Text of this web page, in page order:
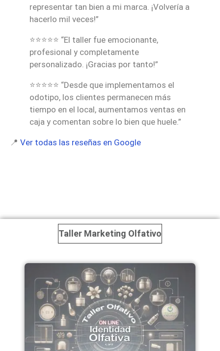
representar tan bien a mi marca. ¡Volvería a
hacerlo mil veces!”
⭐⭐⭐⭐⭐ “El taller fue emocionante,
profesional y completamente
personalizado. ¡Gracias por tanto!”
⭐⭐⭐⭐⭐ “Desde que implementamos el
odotipo, los clientes permanecen más
tiempo en el local, aumentamos ventas en
caja y comentan sobre lo bien que huele.”
📍 Ver todas las reseñas en Google
Taller Marketing Olfativo